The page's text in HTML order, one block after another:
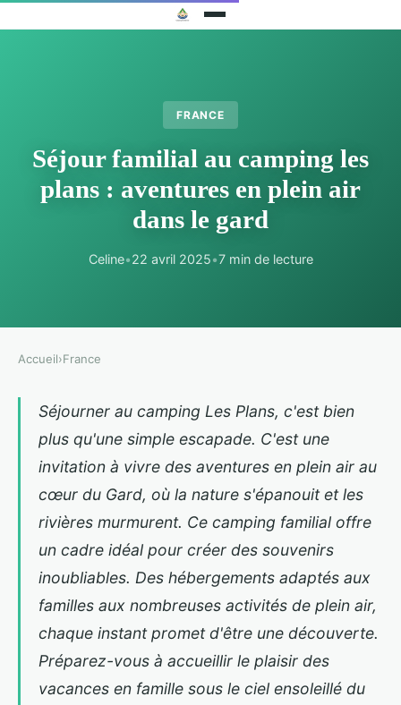
FRANCE
Séjour familial au camping les
plans : aventures en plein air
dans le gard
Celine•22 avril 2025•7 min de lecture
Accueil›France
Séjourner au camping Les Plans, c'est bien
plus qu'une simple escapade. C'est une
invitation à vivre des aventures en plein air au
cœur du Gard, où la nature s'épanouit et les
rivières murmurent. Ce camping familial offre
un cadre idéal pour créer des souvenirs
inoubliables. Des hébergements adaptés aux
familles aux nombreuses activités de plein air,
chaque instant promet d'être une découverte.
Préparez-vous à accueillir le plaisir des
vacances en famille sous le ciel ensoleillé du